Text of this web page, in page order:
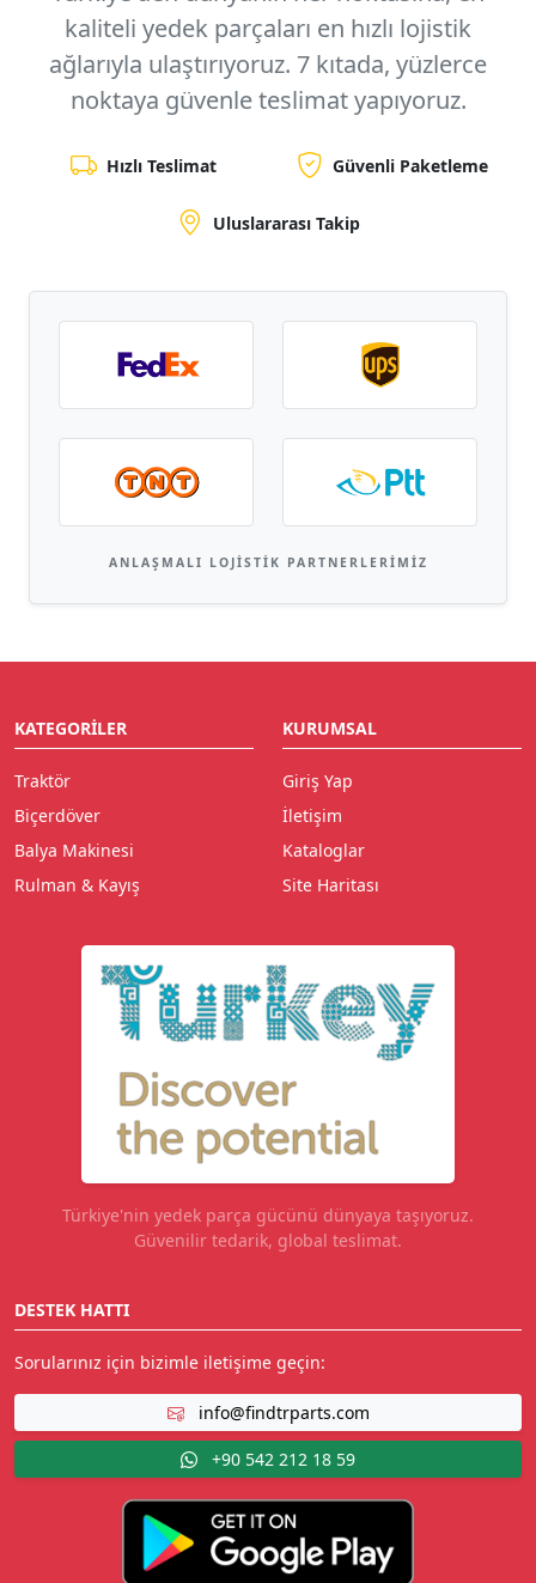
kaliteli yedek parçaları en hızlı lojistik
ağlarıyla ulaştırıyoruz. 7 kıtada, yüzlerce
noktaya güvenle teslimat yapıyoruz.
Hızlı Teslimat Güvenli Paketleme
Uluslararası Takip
ANLAŞMALI LOJISTIK PARTNERLERIMIZ
KATEGORILER
Traktör
Biçerdöver
Balya Makinesi
Rulman & Kayış
KURUMSAL
Giriş Yap
İletişim
Kataloglar
Site Haritası
Türkiye'nin yedek parça gücünü dünyaya taşıyoruz.
Güvenilir tedarik, global teslimat.
DESTEK HATTI
Sorularınız için bizimle iletişime geçin:
info@findtrparts.com
+90 542 212 18 59